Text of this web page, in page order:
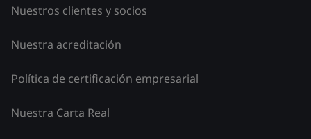
Nuestros clientes y socios
Nuestra acreditación
Política de certificación empresarial
Nuestra Carta Real